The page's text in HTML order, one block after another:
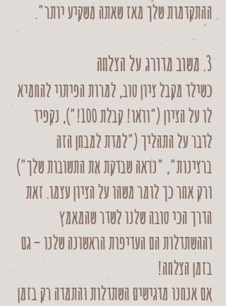
ההתקדמות שלך מאז שאתה משקיע יותר".
3. משוב מדורג על הצלחה
כשילד מקבל ציון טוב, למרות הפיתוי להחמיא
לו על הציון ("וואו! קבלת 100!"), נקפיד
לדבר על התהליך ("למדת למבחן הזה
ברצינות", "נראה שבדקת את התשובות שלך")
ורק אחר כך לומר משהו על הציון עצמו. זאת
הדרך הכי טובה שלנו לשדר שהמאמץ
וההשתדלות הם העדיפות הראשונה שלנו – גם
בזמן הצלחה!
אם אנחנו מדגישים השתדלות והתמדה רק בזמן